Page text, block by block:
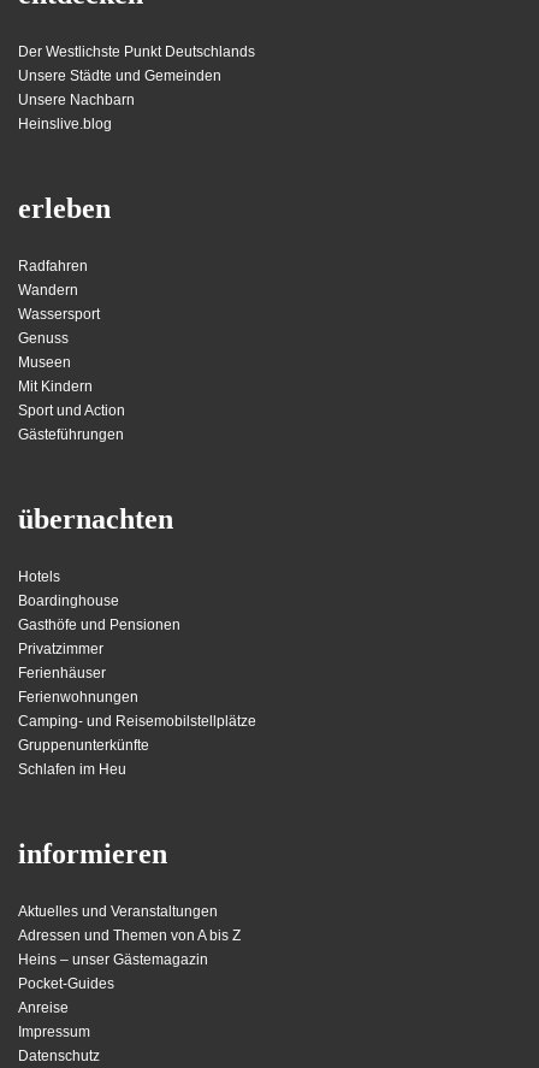
Der Westlichste Punkt Deutschlands
Unsere Städte und Gemeinden
Unsere Nachbarn
Heinslive.blog
erleben
Radfahren
Wandern
Wassersport
Genuss
Museen
Mit Kindern
Sport und Action
Gästeführungen
übernachten
Hotels
Boardinghouse
Gasthöfe und Pensionen
Privatzimmer
Ferienhäuser
Ferienwohnungen
Camping- und Reisemobilstellplätze
Gruppenunterkünfte
Schlafen im Heu
informieren
Aktuelles und Veranstaltungen
Adressen und Themen von A bis Z
Heins – unser Gästemagazin
Pocket-Guides
Anreise
Impressum
Datenschutz